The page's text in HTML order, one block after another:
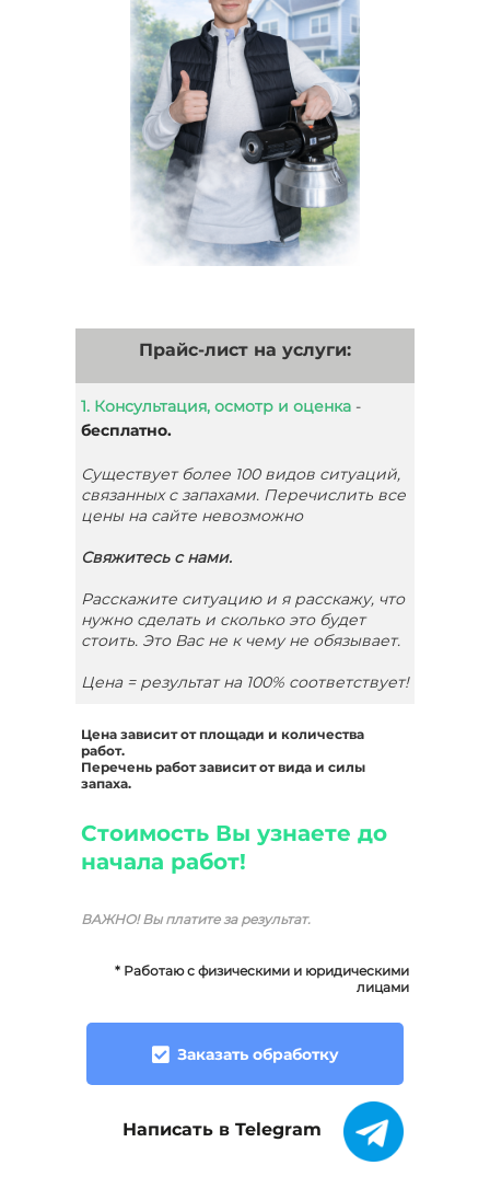
Прайс-лист на услуги:
1. Консультация, осмотр и оценка -
бесплатно.
Существует более 100 видов ситуаций,
связанных с запахами. Перечислить все
цены на сайте невозможно
Свяжитесь с нами.
Расскажите ситуацию и я расскажу, что
нужно сделать и сколько это будет
стоить. Это Вас не к чему не обязывает.
Цена = результат на 100% соответствует!
Цена зависит от площади и количества
работ.
Перечень работ зависит от вида и силы
запаха.
Стоимость Вы узнаете до
начала работ!
ВАЖНО!Вы платите за результат.
* Работаю с физическими и юридическими
лицами
Заказать обработку
Написать в Telegram